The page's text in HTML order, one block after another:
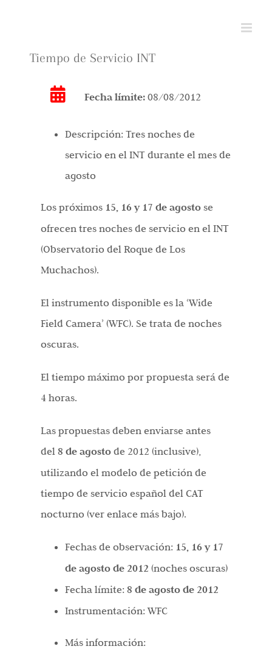
contenidoTiempo de Servicio INT
Fecha límite: 08/08/2012
Descripción: Tres noches de
servicio en el INT durante el mes de
agosto
Los próximos 15, 16 y 17 de agostose
ofrecen tres noches de servicio en el INT
(Observatorio del Roque de Los
Muchachos).
El instrumento disponible es la ‘Wide
Field Camera’ (WFC). Se trata de noches
oscuras.
El tiempo máximo por propuesta será de
4 horas.
Las propuestas deben enviarse antes
del 8 de agostode 2012 (inclusive),
utilizando el modelo de petición de
tiempo de servicio español del CAT
nocturno (ver enlace más bajo).
Fechas de observación: 15, 16 y 17
de agostode 2012 (noches oscuras)
Fecha límite: 8 de agosto de 2012
Instrumentación: WFC
Más información: